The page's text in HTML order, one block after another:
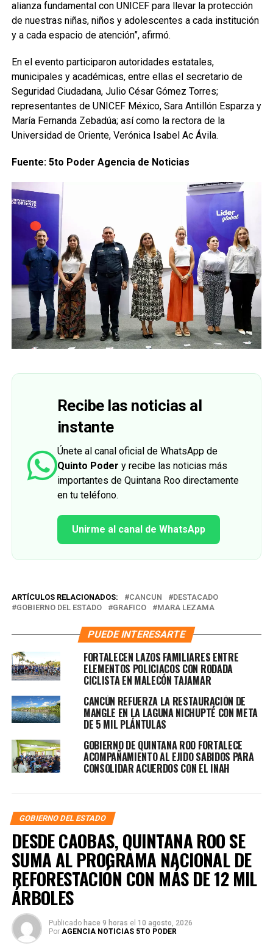
alianza fundamental con UNICEF para llevar la protección
de nuestras niñas, niños y adolescentes a cada institución
y a cada espacio de atención”, afirmó.
En el evento participaron autoridades estatales,
municipales y académicas, entre ellas el secretario de
Seguridad Ciudadana, Julio César Gómez Torres;
representantes de UNICEF México, Sara Antillón Esparza y
María Fernanda Zebadúa; así como la rectora de la
Universidad de Oriente, Verónica Isabel Ac Ávila.
Fuente: 5to Poder Agencia de Noticias
Recibe las noticias al
instante
Únete al canal oficial de WhatsApp de
Quinto Poder y recibe las noticias más
importantes de Quintana Roo directamente
en tu teléfono.
Unirme al canal de WhatsApp
ARTÍCULOS RELACIONADOS: CANCUN
DESTACADO
GOBIERNO DEL ESTADO
GRAFICO MARA LEZAMA
PUEDE INTERESARTE
FORTALECEN LAZOS FAMILIARES ENTRE
ELEMENTOS POLICIACOS CON RODADA
CICLISTA EN MALECÓN TAJAMAR
CANCÚN REFUERZA LA RESTAURACIÓN DE
MANGLE EN LA LAGUNA NICHUPTÉ CON META
DE 5 MIL PLÁNTULAS
GOBIERNO DE QUINTANA ROO FORTALECE
ACOMPAÑAMIENTO AL EJIDO SABIDOS PARA
CONSOLIDAR ACUERDOS CON EL INAH
GOBIERNO DEL ESTADO
DESDE CAOBAS, QUINTANA ROO SE
SUMA AL PROGRAMA NACIONAL DE
REFORESTACIÓN CON MÁS DE 12 MIL
ÁRBOLES
Publicado hace 9 horas el 10 agosto, 2026
Por AGENCIA NOTICIAS 5TO PODER